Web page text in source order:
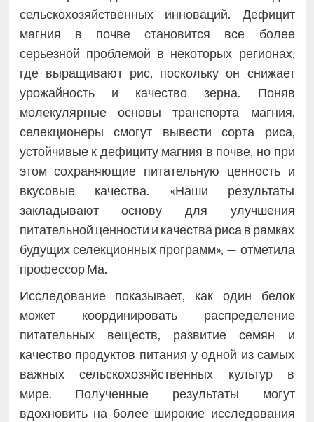
сельскохозяйственных инноваций. Дефицит
магния в почве становится все более
серьезной проблемой в некоторых регионах,
где выращивают рис, поскольку он снижает
урожайность и качество зерна. Поняв
молекулярные основы транспорта магния,
селекционеры смогут вывести сорта риса,
устойчивые к дефициту магния в почве, но при
этом сохраняющие питательную ценность и
вкусовые качества. «Наши результаты
закладывают основу для улучшения
питательной ценности и качества риса в рамках
будущих селекционных программ», — отметила
профессор Ма.
Исследование показывает, как один белок
может координировать распределение
питательных веществ, развитие семян и
качество продуктов питания у одной из самых
важных сельскохозяйственных культур в
мире. Полученные результаты могут
вдохновить на более широкие исследования